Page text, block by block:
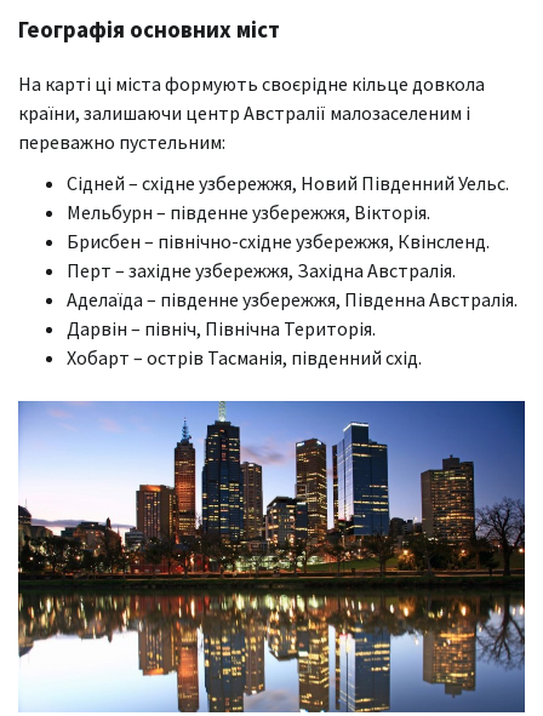
Географія основних міст
На карті ці міста формують своєрідне кільце довкола
країни, залишаючи центр Австралії малозаселеним і
переважно пустельним:
Сідней – східне узбережжя, Новий Південний Уельс.
Мельбурн – південне узбережжя, Вікторія.
Брисбен – північно-східне узбережжя, Квінсленд.
Перт – західне узбережжя, Західна Австралія.
Аделаїда – південне узбережжя, Південна Австралія.
Дарвін – північ, Північна Територія.
Хобарт – острів Тасманія, південний схід.